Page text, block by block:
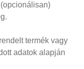
termék vagy
adatok alapján